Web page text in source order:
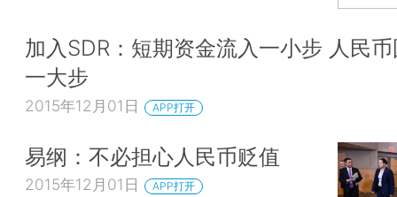
加入SDR：短期资金流入一小步 人民
一大步
2015年12月01日 APP打开
易纲：不必担心人民币贬值
2015年12月01日 APP打开